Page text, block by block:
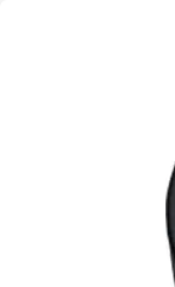
PRODUITS